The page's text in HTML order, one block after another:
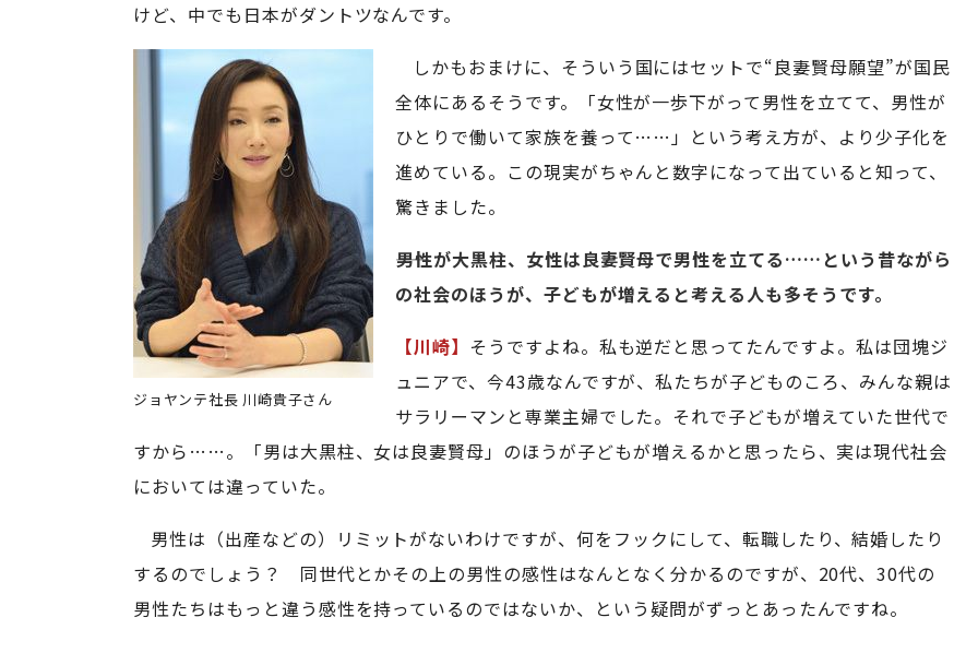
けど、中でも日本がダントツなんです。
ジョヤンテ社長 川崎貴子さん
しかもおまけに、そういう国にはセットで“良妻賢母願望”が国民
全体にあるそうです。「女性が一歩下がって男性を立てて、男性が
ひとりで働いて家族を養って……」という考え方が、より少子化を
進めている。この現実がちゃんと数字になって出ていると知って、
驚きました。
――男性が大黒柱、女性は良妻賢母で男性を立てる……という昔ながら
の社会のほうが、子どもが増えると考える人も多そうです。
【川崎】 そうですよね。私も逆だと思ってたんですよ。私は団塊ジ
ュニアで、今43歳なんですが、私たちが子どものころ、みんな親は
サラリーマンと専業主婦でした。それで子どもが増えていた世代で
すから……。「男は大黒柱、女は良妻賢母」のほうが子どもが増えるかと思ったら、実は現代社会
においては違っていた。
男性は（出産などの）リミットがないわけですが、何をフックにして、転職したり、結婚したり
するのでしょう？ 同世代とかその上の男性の感性はなんとなく分かるのですが、20代、30代の
男性たちはもっと違う感性を持っているのではないか、という疑問がずっとあったんですね。